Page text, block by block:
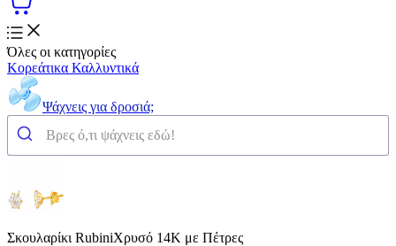
Όλες οι κατηγορίες
Κορεάτικα Καλλυντικά
Ψάχνεις για δροσιά;
Σκουλαρίκι RubiniΧρυσό 14Κ με Πέτρες